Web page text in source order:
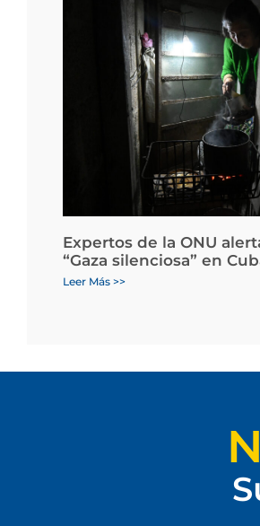
Expertos de la ONU
“Gaza silenciosa” en
Leer Más >>